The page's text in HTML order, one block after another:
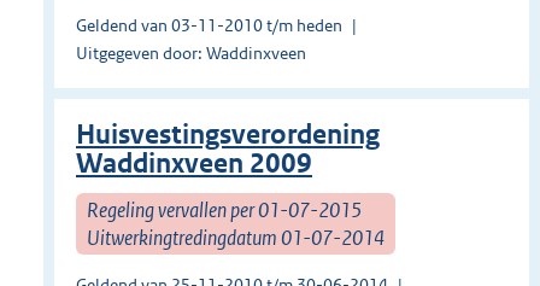
Geldend van 03-11-2010 t/m heden
Uitgegeven door: Waddinxveen
Huisvestingsverordening
Waddinxveen 2009
Regeling vervallen per 01-07-2015
Uitwerkingtredingdatum 01-07-2014